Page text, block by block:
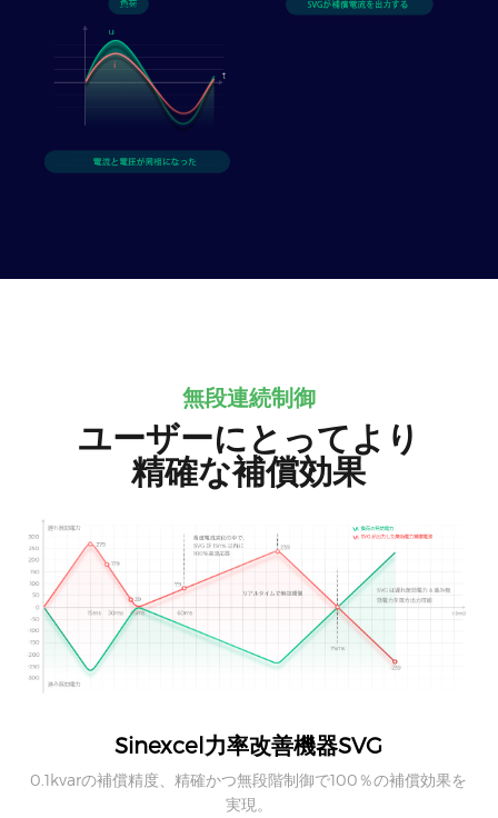
無段連続制御
ユーザーにとってより
精確な補償効果
Sinexcel力率改善機器SVG
0.1kvarの補償精度、精確かつ無段階制御で100％の補償効果を
実現。